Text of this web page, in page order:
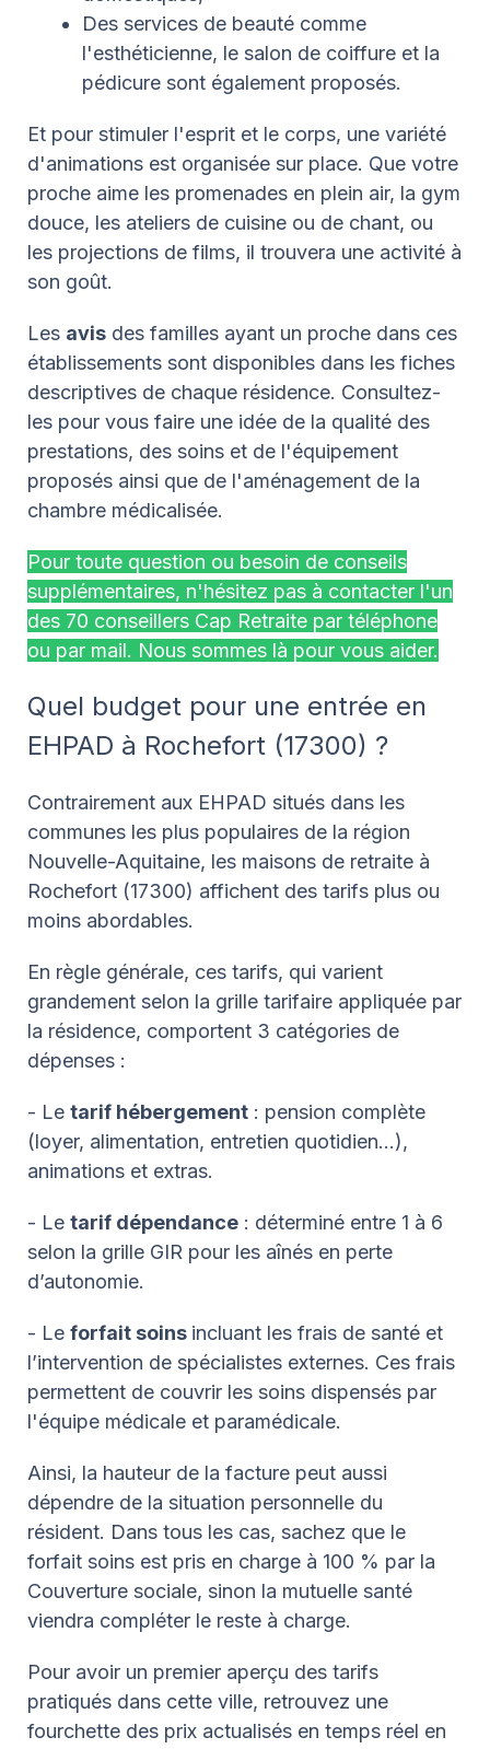
Des services de beauté comme
l'esthéticienne, le salon de coiffure et la
pédicure sont également proposés.
Et pour stimuler l'esprit et le corps, une variété
d'animations est organisée sur place. Que votre
proche aime les promenades en plein air, la gym
douce, les ateliers de cuisine ou de chant, ou
les projections de films, il trouvera une activité à
son goût.
Les avis des familles ayant un proche dans ces
établissements sont disponibles dans les fiches
descriptives de chaque résidence. Consultez-
les pour vous faire une idée de la qualité des
prestations, des soins et de l'équipement
proposés ainsi que de l'aménagement de la
chambre médicalisée.
Pour toute question ou besoin de conseils
supplémentaires, n'hésitez pas à contacter l'un
des 70 conseillers Cap Retraite par téléphone
ou par mail. Nous sommes là pour vous aider.
Quel budget pour une entrée en
EHPAD à Rochefort (17300) ?
Contrairement aux EHPAD situés dans les
communes les plus populaires de la région
Nouvelle-Aquitaine, les maisons de retraite à
Rochefort (17300) affichent des tarifs plus ou
moins abordables.
En règle générale, ces tarifs, qui varient
grandement selon la grille tarifaire appliquée par
la résidence, comportent 3 catégories de
dépenses :
- Le tarif hébergement : pension complète
(loyer, alimentation, entretien quotidien…),
animations et extras.
- Le tarif dépendance : déterminé entre 1 à 6
selon la grille GIR pour les aînés en perte
d’autonomie.
- Le forfait soins incluant les frais de santé et
l’intervention de spécialistes externes. Ces frais
permettent de couvrir les soins dispensés par
l'équipe médicale et paramédicale.
Ainsi, la hauteur de la facture peut aussi
dépendre de la situation personnelle du
résident. Dans tous les cas, sachez que le
forfait soins est pris en charge à 100 % par la
Couverture sociale, sinon la mutuelle santé
viendra compléter le reste à charge.
Pour avoir un premier aperçu des tarifs
pratiqués dans cette ville, retrouvez une
fourchette des prix actualisés en temps réel en